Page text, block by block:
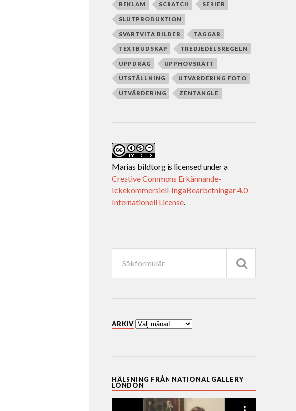
REKLAM SCRATCH SERIER
SLUTPRODUKTION
SVARTVITA BILDER TAGGAR
TEXTBUDSKAP TREDJEDELSREGELN
UPPDRAG UPPHOVSRÄTT
UTSTÄLLNING UTVARDERING FOTO
UTVÄRDERING ZENTANGLE
Marias bildtorgis licensed under a
Creative Commons Erkännande-
Ickekommersiell-IngaBearbetningar 4.0
Internationell License.
ARKIV
HÄLSNING FRÅN NATIONAL GALLERY
LONDON
Videospelare